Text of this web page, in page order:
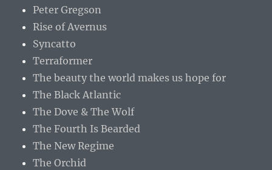
Peter Gregson
Rise of Avernus
Syncatto
Terraformer
The beauty the world makes us hope for
The Black Atlantic
The Dove & The Wolf
The Fourth Is Bearded
The New Regime
The Orchid